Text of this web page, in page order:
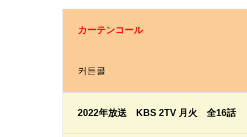
カーテンコール
커튼콜
2022年放送 KBS 2TV 月火 全16話